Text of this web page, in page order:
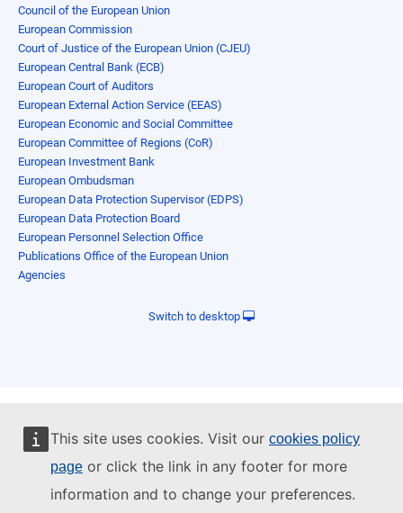
This site uses cookies. Visit our cookies policy
page or click the link in any footer for more
information and to change your preferences.
Council of the European Union
European Commission
Court of Justice of the European Union (CJEU)
European Central Bank (ECB)
European Court of Auditors
European External Action Service (EEAS)
European Economic and Social Committee
European Committee of Regions (CoR)
European Investment Bank
European Ombudsman
European Data Protection Supervisor (EDPS)
European Data Protection Board
European Personnel Selection Office
Publications Office of the European Union
Agencies
Switch to desktop